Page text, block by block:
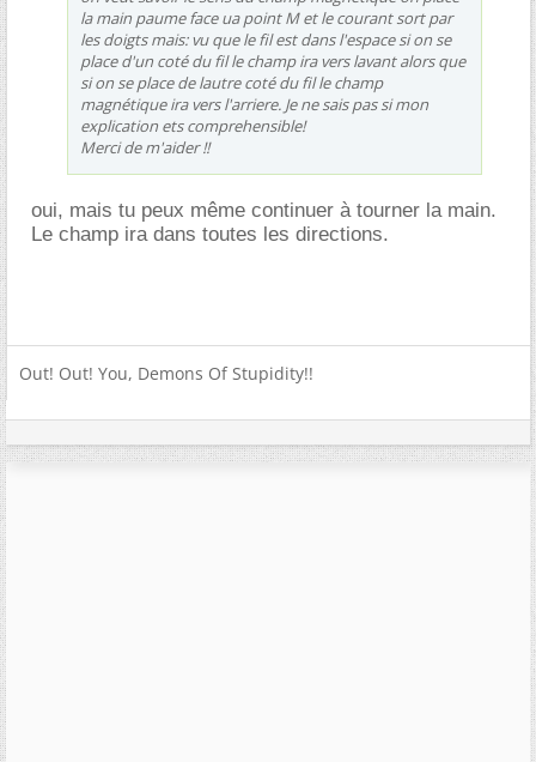
la main paume face ua point M et le courant sort par
les doigts mais: vu que le fil est dans l'espace si on se
place d'un coté du fil le champ ira vers lavant alors que
si on se place de lautre coté du fil le champ
magnétique ira vers l'arriere. Je ne sais pas si mon
explication ets comprehensible!
Merci de m'aider !!
oui, mais tu peux même continuer à tourner la main.
Le champ ira dans toutes les directions.
Out! Out! You, Demons Of Stupidity!!